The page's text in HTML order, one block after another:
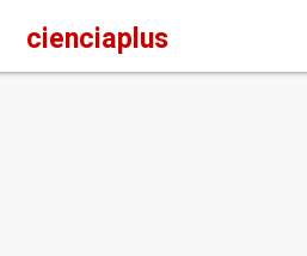
cienciaplus